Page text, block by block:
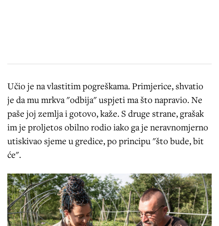
Učio je na vlastitim pogreškama. Primjerice, shvatio
je da mu mrkva "odbija" uspjeti ma što napravio. Ne
paše joj zemlja i gotovo, kaže. S druge strane, grašak
im je proljetos obilno rodio iako ga je neravnomjerno
utiskivao sjeme u gredice, po principu "što bude, bit
će".